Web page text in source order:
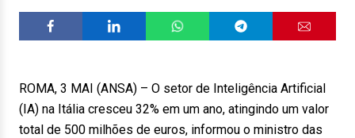
ROMA, 3 MAI (ANSA) – O setor de Inteligência Artificial
(IA) na Itália cresceu 32% em um ano, atingindo um valor
total de 500 milhões de euros, informou o ministro das